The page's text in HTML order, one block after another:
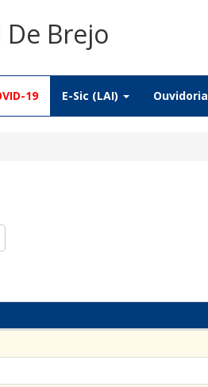
Brejo
19 E-Sic (LAI) Ouvidoria